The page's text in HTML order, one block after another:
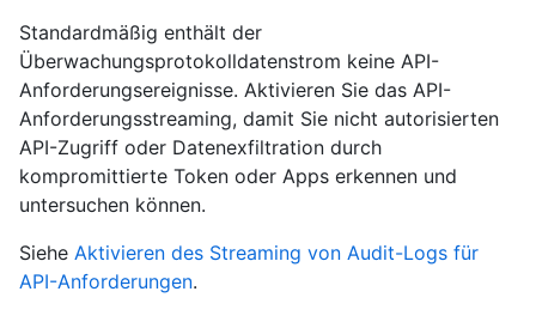
Standardmäßig enthält der
Überwachungsprotokolldatenstrom keine API-
Anforderungsereignisse. Aktivieren Sie das API-
Anforderungsstreaming, damit Sie nicht autorisierten
API-Zugriff oder Datenexfiltration durch
kompromittierte Token oder Apps erkennen und
untersuchen können.
Siehe Aktivieren des Streaming von Audit-Logs für
API-Anforderungen.